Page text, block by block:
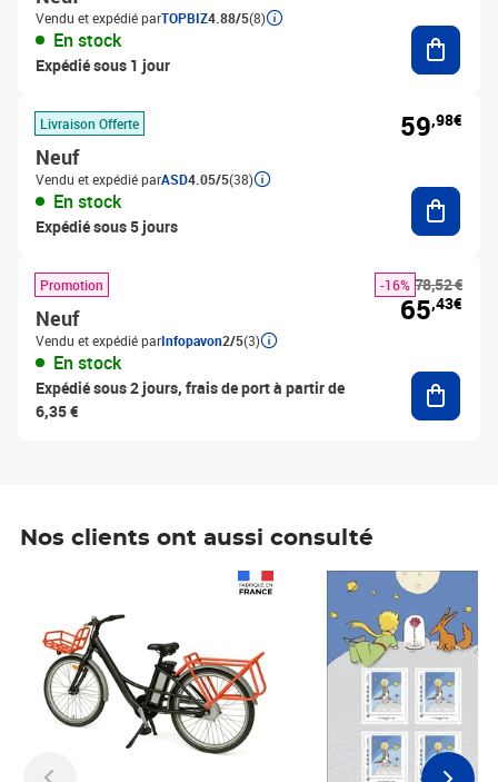
Vendu et expédié parTOPBIZ4.88/5(8)
En stock
Expédié sous 1 jour
Livraison Offerte
Neuf
Vendu et expédié parASD4.05/5(38)
En stock
Expédié sous 5 jours
59,98€
Promotion
Neuf
Vendu et expédié parInfopavon2/5(3)
En stock
Expédié sous 2 jours, frais de port à partir de
6,35 €
78,52 €
-16%
65,43€
Nos clients ont aussi consulté
Prix 7,50€